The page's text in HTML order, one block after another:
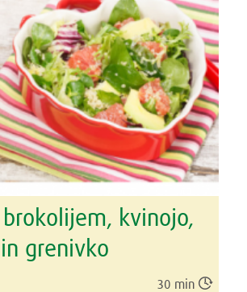
brokolijem, kvinojo,
grenivko
30 min 